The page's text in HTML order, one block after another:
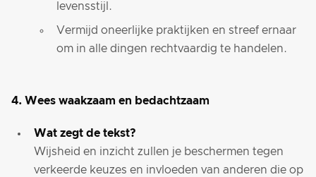
levensstijl.
Vermijd oneerlijke praktijken en streef ernaar
om in alle dingen rechtvaardig te handelen.
4. Wees waakzaam en bedachtzaam
Wat zegt de tekst?
Wijsheid en inzicht zullen je beschermen tegen
verkeerde keuzes en invloeden van anderen die op